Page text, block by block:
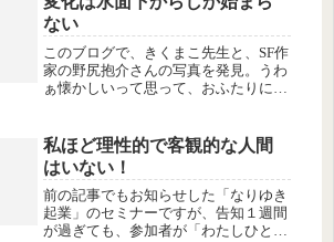
ますが、やっぱり「嘘つきアーニ...
ない
このブログで、きくまこ先生と、SF作
家の野尻抱介さんの写真を発見。うわ
ぁ懐かしいって思って、おふたりにお
た。。大阪大学で開催された「サイエ
ンス・フィクション: 科学と物...
私ほど理性的で客観的な人間
はいない！
前の記事でもお知らせした「なりゆき
起業」のセミナーですが、告知１週間
が過ぎても、参加者が「わたしひと